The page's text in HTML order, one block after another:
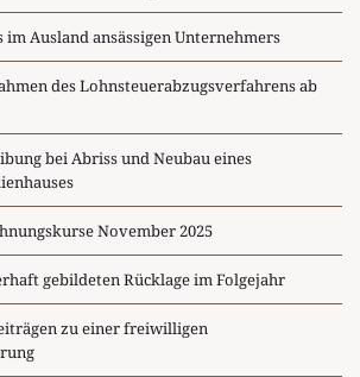
im Ausland ansässigen Unternehmers
des Lohnsteuerabzugsverfahrens ab
bei Abriss und Neubau eines
November 2025
gebildeten Rücklage im Folgejahr
zu einer freiwilligen